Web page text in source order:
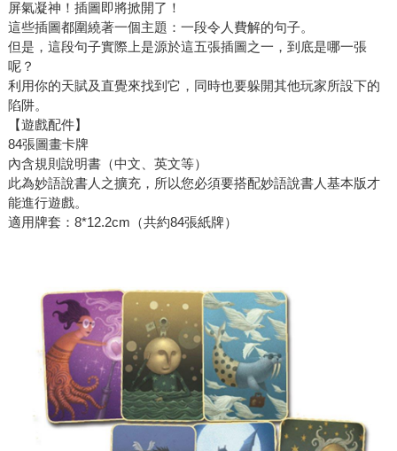
屏氣凝神！插圖即將掀開了！
這些插圖都圍繞著一個主題：一段令人費解的句子。
但是，這段句子實際上是源於這五張插圖之一，到底是哪一張
呢？
利用你的天賦及直覺來找到它，同時也要躲開其他玩家所設下的
陷阱。
【遊戲配件】
84張圖畫卡牌
內含規則說明書（中文、英文等）
此為妙語說書人之擴充，所以您必須要搭配妙語說書人基本版才
能進行遊戲。
適用牌套：8*12.2cm（共約84張紙牌）